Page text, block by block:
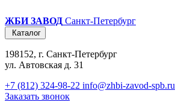
ЖБИ ЗАВОД Санкт-Петербург
Каталог
198152, г. Санкт-Петербург
ул. Автовская д. 31
+7 (812) 324-98-22 info@zhbi-zavod-spb.ru
Заказать звонок